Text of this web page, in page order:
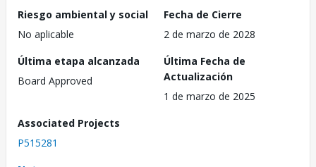
Riesgo ambiental y social
No aplicable
Fecha de Cierre
2 de marzo de 2028
Última etapa alcanzada
Board Approved
Última Fecha de
Actualización
1 de marzo de 2025
Associated Projects
P515281